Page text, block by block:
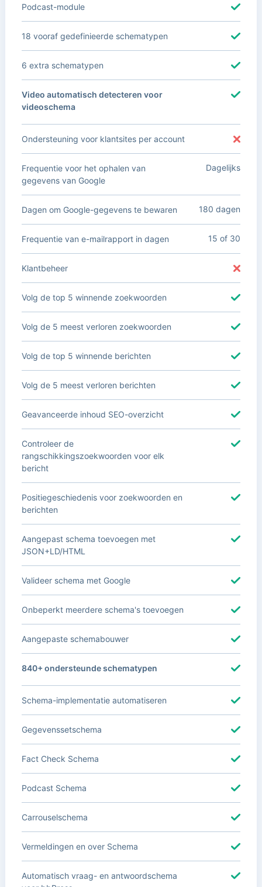
Podcast-module
18 vooraf gedefinieerde schematypen
6 extra schematypen
Video automatisch detecteren voor
videoschema
Ondersteuning voor klantsites per account
Frequentie voor het ophalen van
gegevens van Google
Dagelijks
Dagen om Google-gegevens te bewaren 180 dagen
Frequentie van e-mailrapport in dagen 15 of 30
Klantbeheer
Volg de top 5 winnende zoekwoorden
Volg de 5 meest verloren zoekwoorden
Volg de top 5 winnende berichten
Volg de 5 meest verloren berichten
Geavanceerde inhoud SEO-overzicht
Controleer de
rangschikkingszoekwoorden voor elk
bericht
Positiegeschiedenis voor zoekwoorden en
berichten
Aangepast schema toevoegen met
JSON+LD/HTML
Valideer schema met Google
Onbeperkt meerdere schema's toevoegen
Aangepaste schemabouwer
840+ ondersteunde schematypen
Schema-implementatie automatiseren
Gegevenssetschema
Fact Check Schema
Podcast Schema
Carrouselschema
Vermeldingen en over Schema
Automatisch vraag- en antwoordschema